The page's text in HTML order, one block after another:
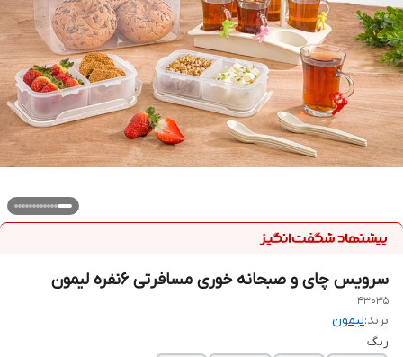
سرویس چای و صبحانه خوری مسافرتی 6نفره لیمون
43035
برند:لیمون
رنگ